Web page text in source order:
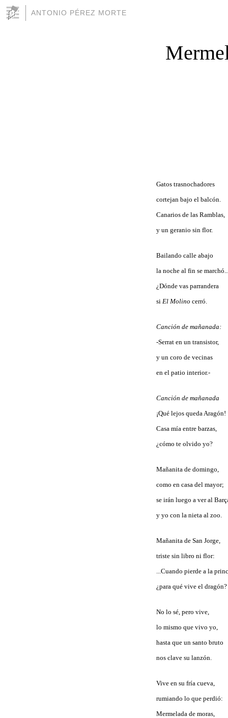
ANTONIO PÉREZ MORTE
Gatos trasnochadores
cortejan bajo el balcón.
Canarios de las Ramblas,
y un geranio sin flor.
Bailando calle abajo
la noche al fin se marchó...
¿Dónde vas parrandera
si El Molino cerró.
Canción de mañanada:
-Serrat en un transistor,
y un coro de vecinas
en el patio interior.-
Canción de mañanada
¡Qué lejos queda Aragón!
Casa mía entre barzas,
¿cómo te olvido yo?
Mañanita de domingo,
como en casa del mayor;
se irán luego a ver al
y yo con la nieta al zoo.
Mañanita de San Jorge,
triste sin libro ni flor:
...Cuando pierde a la
¿para qué vive el dragón?
No lo sé, pero vive,
lo mismo que vivo yo,
hasta que un santo bruto
nos clave su lanzón.
Vive en su fría cueva,
rumiando lo que perdió:
Mermelada de moras,